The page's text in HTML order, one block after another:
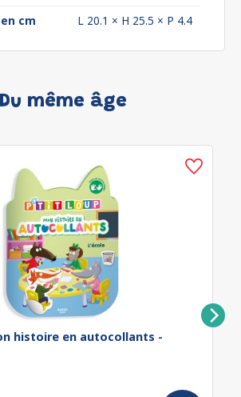
cm
L 20.1 × H 25.5 × P 4.4
même âge
histoire en autocollants -